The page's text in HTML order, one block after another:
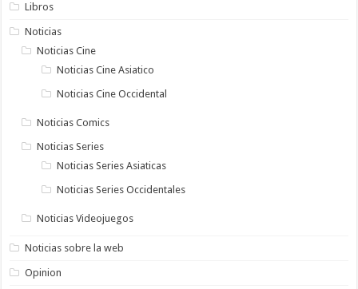
Libros
Noticias
Noticias Cine
Noticias Cine Asiatico
Noticias Cine Occidental
Noticias Comics
Noticias Series
Noticias Series Asiaticas
Noticias Series Occidentales
Noticias Videojuegos
Noticias sobre la web
Opinion